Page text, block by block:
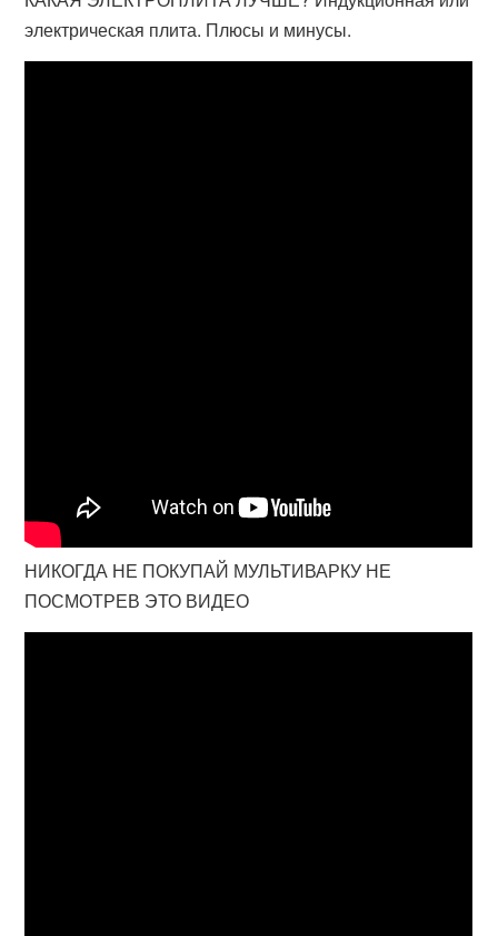
электрическая плита. Плюсы и минусы.
НИКОГДА НЕ ПОКУПАЙ МУЛЬТИВАРКУ НЕ
ПОСМОТРЕВ ЭТО ВИДЕО